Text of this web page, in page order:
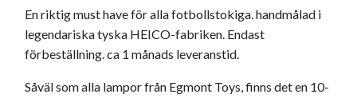
En riktig must have för alla fotbollstokiga. handmålad i
legendariska tyska HEICO-fabriken. Endast
förbeställning. ca 1 månads leveranstid.
Såväl som alla lampor från Egmont Toys, finns det en 10-